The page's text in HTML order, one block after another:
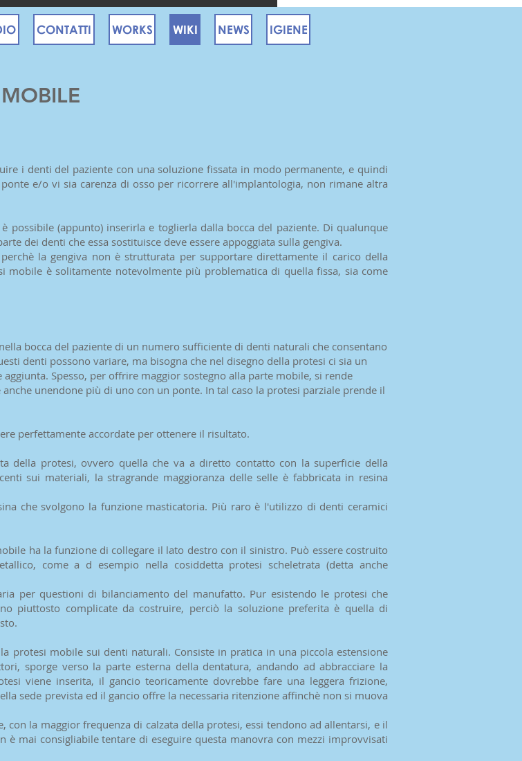
CONTATTI WORKS WIKI NEWS IGIENE
i denti del paziente con una soluzione fissata in modo permanente, e quindi
e/o vi sia carenza di osso per ricorrere all'implantologia, non rimane altra
possibile (appunto) inserirla e toglierla dalla bocca del paziente. Di qualunque
dei denti che essa sostituisce deve essere appoggiata sulla gengiva.
la gengiva non è strutturata per supportare direttamente il carico della
è solitamente notevolmente più problematica di quella fissa, sia come
bocca del paziente di un numero sufficiente di denti naturali che consentano
denti possono variare, ma bisogna che nel disegno della protesi ci sia un
Spesso, per offrire maggior sostegno alla parte mobile, si rende
unendone più di uno con un ponte. In tal caso la protesi parziale prende il
perfettamente accordate per ottenere il risultato.
della protesi, ovvero quella che va a diretto contatto con la superficie della
sui materiali, la stragrande maggioranza delle selle è fabbricata in resina
che svolgono la funzione masticatoria. Più raro è l'utilizzo di denti ceramici
ha la funzione di collegare il lato destro con il sinistro. Può essere costruito
come a d esempio nella cosiddetta protesi scheletrata (detta anche
per questioni di bilanciamento del manufatto. Pur esistendo le protesi che
piuttosto complicate da costruire, perciò la soluzione preferita è quella di
protesi mobile sui denti naturali. Consiste in pratica in una piccola estensione
sporge verso la parte esterna della dentatura, andando ad abbracciare la
viene inserita, il gancio teoricamente dovrebbe fare una leggera frizione,
sede prevista ed il gancio offre la necessaria ritenzione affinchè non si muova
la maggior frequenza di calzata della protesi, essi tendono ad allentarsi, e il
è mai consigliabile tentare di eseguire questa manovra con mezzi improvvisati